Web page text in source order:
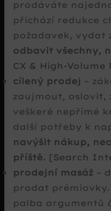
prodáváte
přichází redukce
požadavek, vydat
odbavit všechny,
CX & High-Volume
cílený prodej –
zaujmout, oslovit,
veškeré nepřímé
další potřeby k
navýšit nákup,
příště. [Search
prodejní masáž –
prodat
palba argumentů